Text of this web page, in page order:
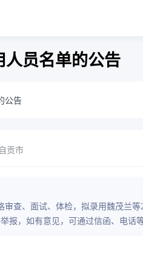
人员名单的公告
公告
贡市
查、面试、体检，拟录用魏茂兰等
报，如有意见，可通过信函、电话